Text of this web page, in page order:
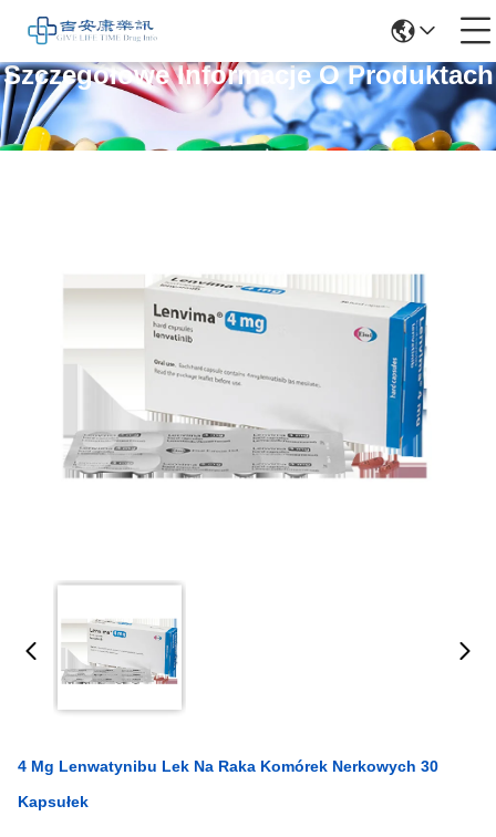
Szczegółowe Informacje O Produktach
4 Mg Lenwatynibu Lek Na Raka Komórek Nerkowych 30
Kapsułek